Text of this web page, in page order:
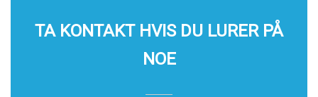
TA KONTAKT HVIS DU LURER PÅ
NOE